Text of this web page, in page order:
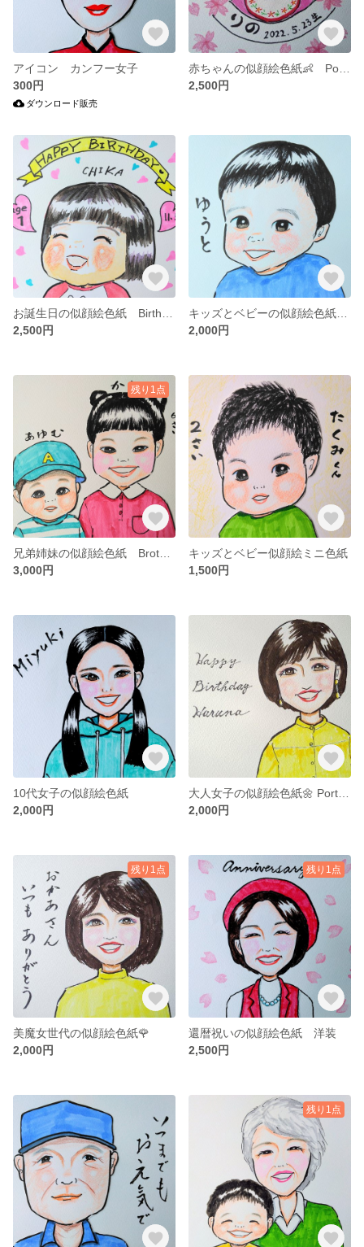
アイコン カンフー女子
300円
ダウンロード販売
2,500円
2,500円
2,000円
残り1点
3,000円
キッズとベビー似顔絵ミニ色紙
1,500円
10代女子の似顔絵色紙
2,000円
2,000円
残り1点
美魔女世代の似顔絵色紙🌹
2,000円
残り1点
還暦祝いの似顔絵色紙 洋装
2,500円
残り1点